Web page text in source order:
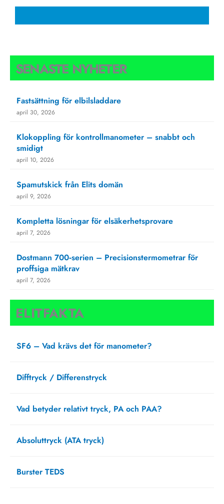
SENASTE NYHETER
Fastsättning för elbilsladdare
april 30, 2026
Klokoppling för kontrollmanometer – snabbt och
smidigt
april 10, 2026
Spamutskick från Elits domän
april 9, 2026
Kompletta lösningar för elsäkerhetsprovare
april 7, 2026
Dostmann 700‑serien – Precisionstermometrar för
proffsiga mätkrav
april 7, 2026
ELITFAKTA
SF6 – Vad krävs det för manometer?
Difftryck / Differenstryck
Vad betyder relativt tryck, PA och PAA?
Absoluttryck (ATA tryck)
Burster TEDS